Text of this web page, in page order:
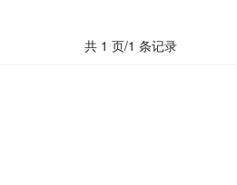
共 1 页/1 条记录